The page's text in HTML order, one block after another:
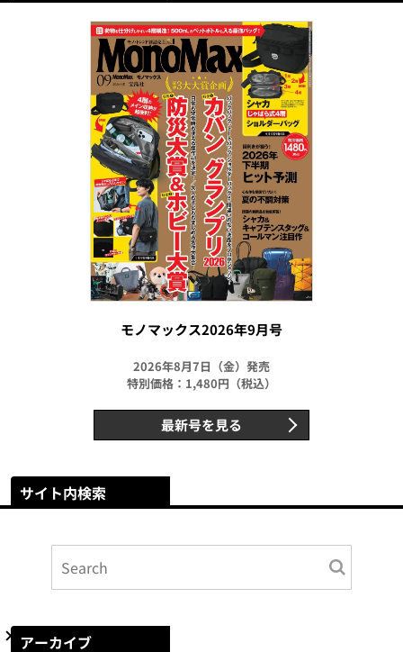
モノマックス2026年9月号
2026年8月7日（金）発売
特別価格：1,480円（税込）
最新号を見る
サイト内検索
アーカイブ